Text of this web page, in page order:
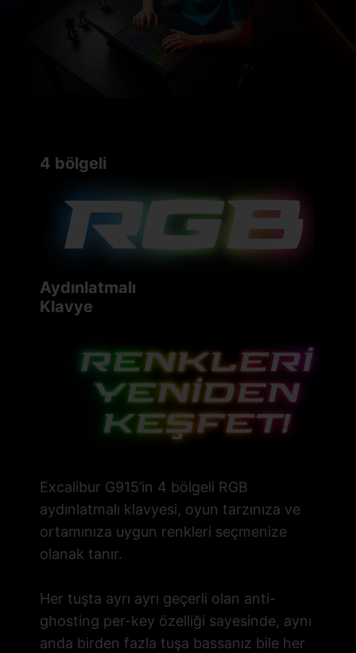
4 bölgeli
Aydınlatmalı
Klavye
Excalibur G915’in 4 bölgeli RGB
aydınlatmalı klavyesi, oyun tarzınıza ve
ortamınıza uygun renkleri seçmenize
olanak tanır.
Her tuşta ayrı ayrı geçerli olan anti-
ghosting per-key özelliği sayesinde, aynı
anda birden fazla tuşa bassanız bile her